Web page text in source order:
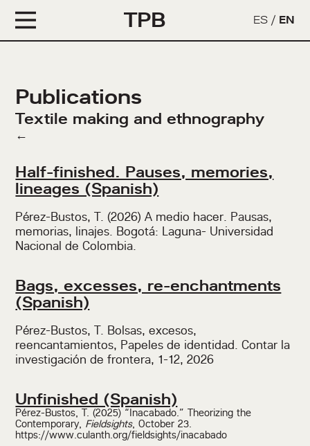
TPB ES / EN
Publications
Textile making and ethnography
←
Half-finished. Pauses, memories,
lineages (Spanish)
Pérez-Bustos, T. (2026) A medio hacer. Pausas,
memorias, linajes. Bogotá: Laguna- Universidad
Nacional de Colombia.
Bags, excesses, re-enchantments
(Spanish)
Pérez-Bustos, T. Bolsas, excesos,
reencantamientos, Papeles de identidad. Contar la
investigación de frontera, 1-12, 2026
Unfinished (Spanish)
Pérez-Bustos, T. (2025) “Inacabado.” Theorizing the
Contemporary, Fieldsights, October 23.
https://www.culanth.org/fieldsights/inacabado